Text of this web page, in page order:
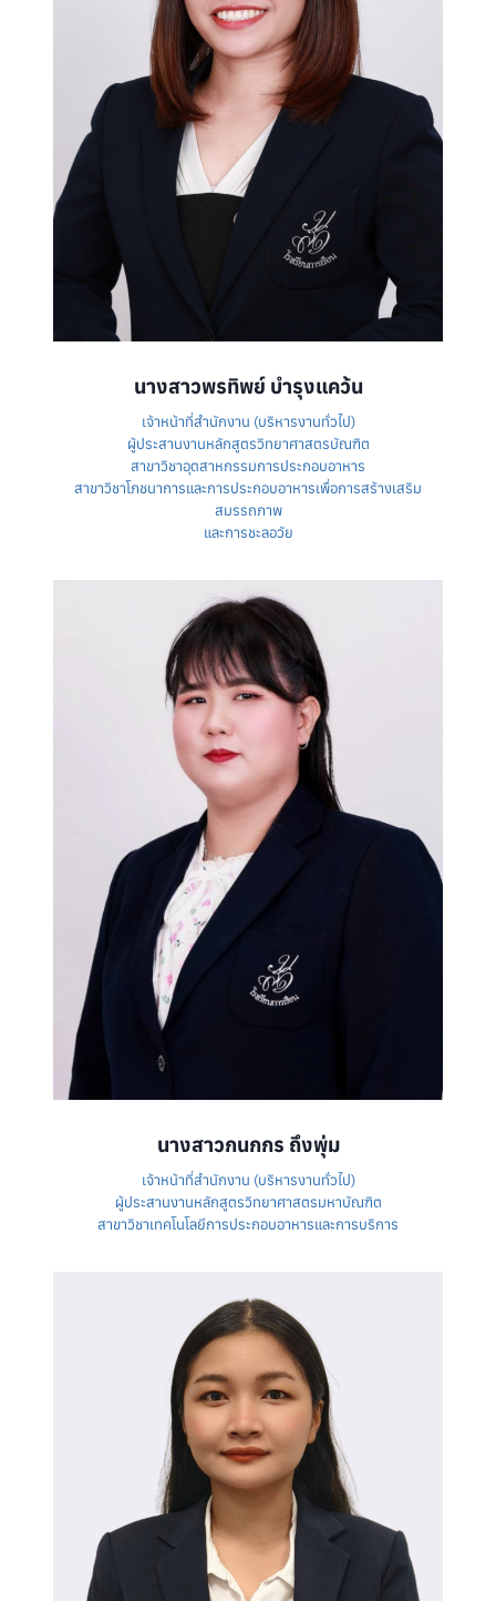
นางสาวพรทิพย์ บำรุงแคว้น
เจ้าหน้าที่สำนักงาน (บริหารงานทั่วไป)
ผู้ประสานงานหลักสูตรวิทยาศาสตรบัณฑิต
สาขาวิชาอุตสาหกรรมการประกอบอาหาร
สาขาวิชาโภชนาการและการประกอบอาหารเพื่อการสร้างเสริม
สมรรถภาพ
และการชะลอวัย
นางสาวกนกกร ถึงพุ่ม
เจ้าหน้าที่สำนักงาน (บริหารงานทั่วไป)
ผู้ประสานงานหลักสูตรวิทยาศาสตรมหาบัณฑิต
สาขาวิชาเทคโนโลยีการประกอบอาหารและการบริการ